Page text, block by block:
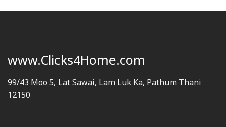
www.Clicks4Home.com
99/43 Moo 5, Lat Sawai, Lam Luk Ka, Pathum Thani
12150